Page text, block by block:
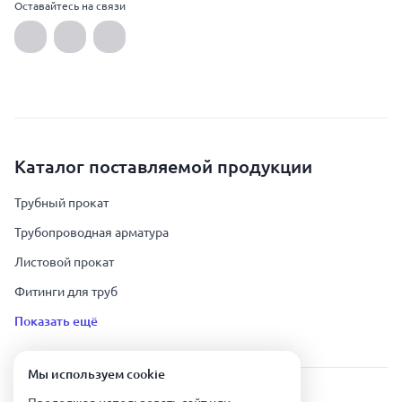
Оставайтесь на связи
Каталог поставляемой продукции
Трубный прокат
Трубопроводная арматура
Листовой прокат
Фитинги для труб
Показать ещё
Урал Тех Экспорт — Казахстан © 2019-
Мы используем сookie